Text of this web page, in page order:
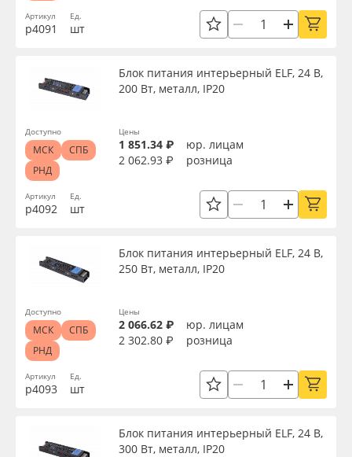
Артикул
р4091
Ед.
шт
Артикул
р4092
Блок питания интерьерный ELF, 24 В,
200 Вт, металл, IP20
Ед.
шт
Цены
1 851.34 ₽
юр. лицам
2 062.93 ₽
розница
Доступно
МСК
СПБ
РНД
Артикул
р4093
Блок питания интерьерный ELF, 24 В,
250 Вт, металл, IP20
Ед.
шт
Цены
2 066.62 ₽
юр. лицам
2 302.80 ₽
розница
Доступно
МСК
СПБ
РНД
Блок питания интерьерный ELF, 24 В,
300 Вт, металл, IP20